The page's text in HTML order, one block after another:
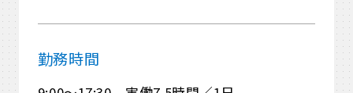
勤務時間